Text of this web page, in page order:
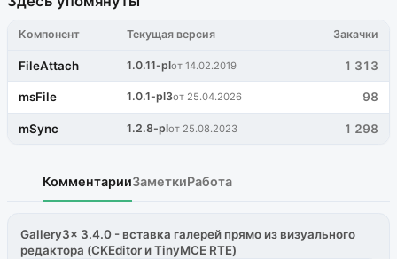
Компонент Текущая версия Закачки
FileAttach 1.0.11-plот 14.02.2019 1 313
msFile 1.0.1-pl3от 25.04.2026 98
mSync 1.2.8-plот 25.08.2023 1 298
КомментарииЗаметкиРабота
Gallery3x 3.4.0 - вставка галерей прямо из визуального
редактора (CKEditor и TinyMCE RTE)